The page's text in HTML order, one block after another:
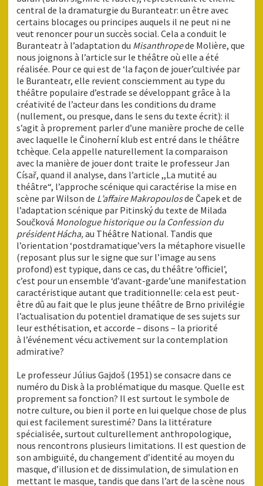
central de la dramaturgie du Buranteatr: un être avec
certains blocages ou principes auquels il ne peut ni ne
veut renoncer pour un succès social. Cela a conduit le
Buranteatr à l’adaptation du Misanthropede Molière, que
nous joignons à l’article sur le théâtre où elle a été
réalisée. Pour ce qui est de ‘la façon de jouer’cultivée par
le Buranteatr, elle revient consciemment au type du
théâtre populaire d’estrade se développant grâce à la
créativité de l’acteur dans les conditions du drame
(nullement, ou presque, dans le sens du texte écrit): il
s’agit à proprement parler d’une manière proche de celle
avec laquelle le Činoherní klub est entré dans le théâtre
tchèque. Cela appelle naturellement la comparaison
avec la manière de jouer dont traite le professeur Jan
Císař, quand il analyse, dans l’article ,,La mutité au
théâtre“, l’approche scénique qui caractérise la mise en
scène par Wilson de L’affaire Makropoulosde Čapek et de
l’adaptation scénique par Pitinský du texte de Milada
Součková Monologue historique ou la Confession du
président Hácha,au Théâtre National. Tandis que
l’orientation ‘post­dramatique’vers la métaphore visuelle
(reposant plus sur le signe que sur l’image au sens
profond) est typique, dans ce cas, du théâtre ‘officiel’,
c’est pour un ensemble ‘d’avant-garde’une manifestation
caractéristique autant que traditionnelle: cela est peut-
être dû au fait que le plus jeune théâtre de Brno privilégie
l’actualisation du potentiel dramatique de ses sujets sur
leur esthétisation, et accorde – disons – la priorité
à l’événement vécu activement sur la contemplation
admirative?
Le professeur Július Gajdoš (1951) se consacre dans ce
numéro du Disk à la problématique du masque. Quelle est
proprement sa fonction? Il est surtout le symbole de
notre culture, ou bien il porte en lui quelque chose de plus
qui est facilement surestimé? Dans la littérature
spécialisée, surtout culturellement anthropologique,
nous rencontrons plusieurs limitations. Il est question de
son ambiguïté, du changement d’identité au moyen du
masque, d’illusion et de dissimulation, de simulation en
mettant le masque, tandis que dans l’art de la scène nous